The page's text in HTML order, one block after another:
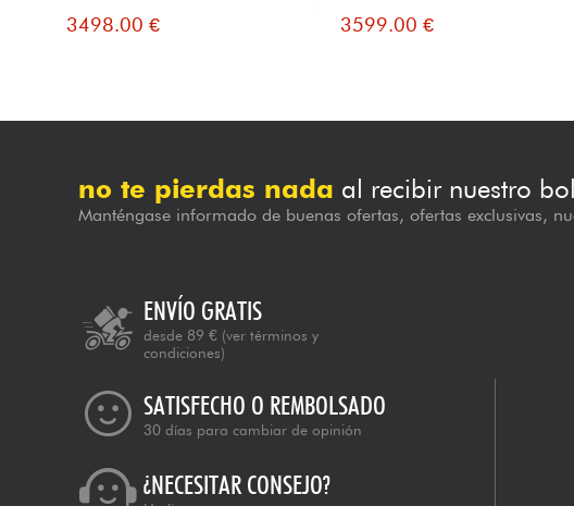
3498.00 € 3599.00 €
no te pierdas nada al recibir nuestro
Manténgase informado de buenas ofertas, ofertas exclusivas,
ENVÍO GRATIS
desde 89 € (ver términos y
condiciones)
SATISFECHO O REMBOLSADO
30 días para cambiar de opinión
¿NECESITAR CONSEJO?